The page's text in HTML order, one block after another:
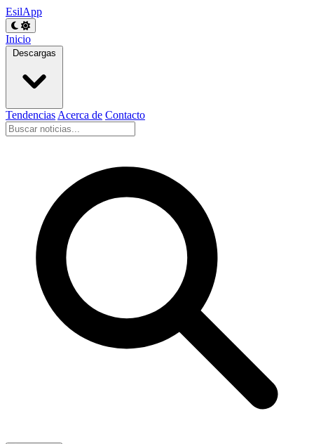
EsilApp
Inicio
Descargas
Tendencias Acerca de Contacto